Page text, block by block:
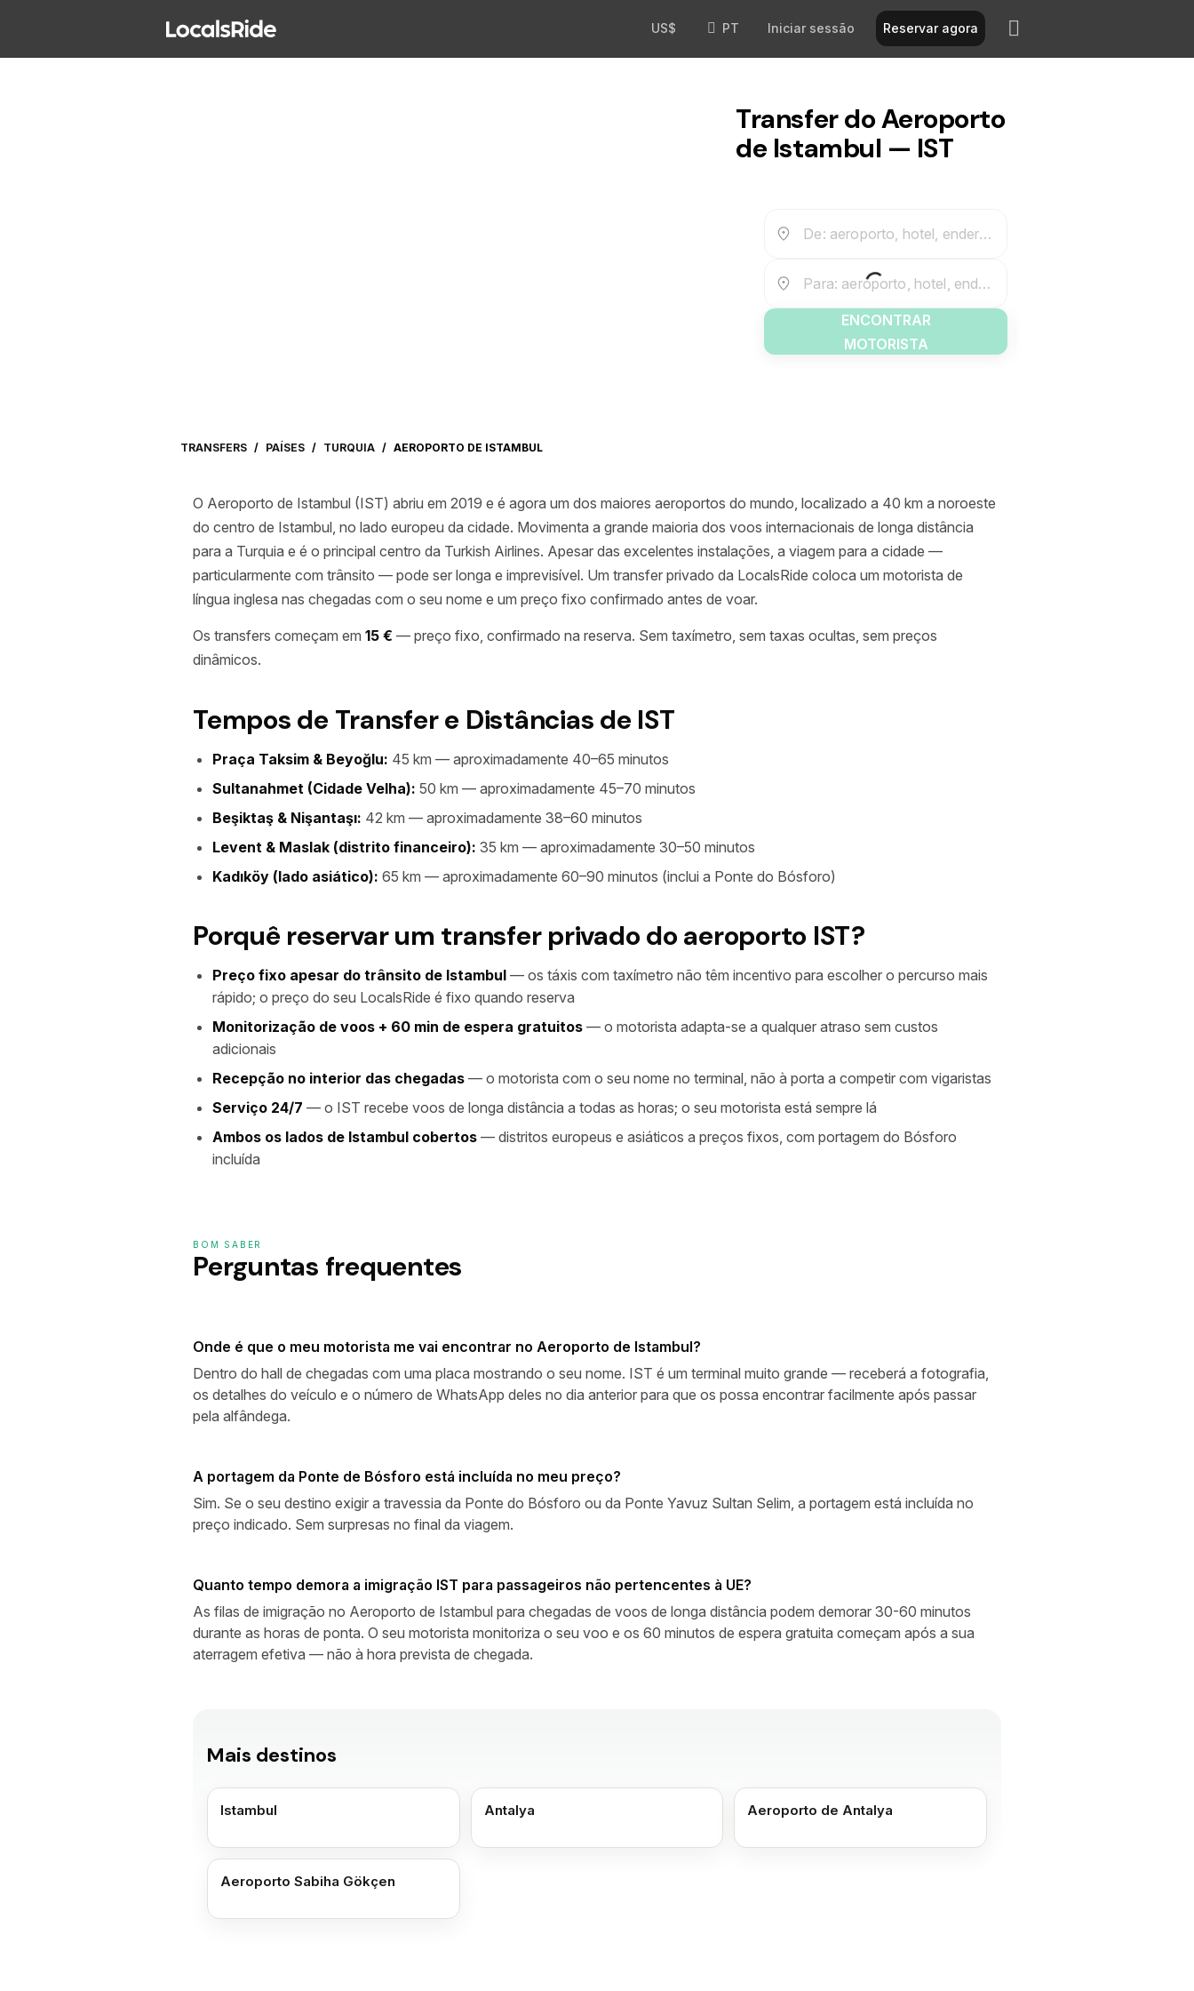
US$ PT Iniciar sessão Reservar agora
Transfer do Aeroporto
de Istambul — IST
De: aeroporto, hotel, endereço
Para: aeroporto, hotel, endereço
ENCONTRAR
MOTORISTA
TRANSFERS / PAÍSES / TURQUIA / AEROPORTO DE ISTAMBUL
O Aeroporto de Istambul (IST) abriu em 2019 e é agora um dos maiores aeroportos do mundo, localizado a 40 km a noroeste
do centro de Istambul, no lado europeu da cidade. Movimenta a grande maioria dos voos internacionais de longa distância
para a Turquia e é o principal centro da Turkish Airlines. Apesar das excelentes instalações, a viagem para a cidade —
particularmente com trânsito — pode ser longa e imprevisível. Um transfer privado da LocalsRide coloca um motorista de
língua inglesa nas chegadas com o seu nome e um preço fixo confirmado antes de voar.
Os transfers começam em 15 € — preço fixo, confirmado na reserva. Sem taxímetro, sem taxas ocultas, sem preços
dinâmicos.
Tempos de Transfer e Distâncias de IST
Praça Taksim & Beyoğlu: 45 km — aproximadamente 40–65 minutos
Sultanahmet (Cidade Velha): 50 km — aproximadamente 45–70 minutos
Beşiktaş & Nişantaşı: 42 km — aproximadamente 38–60 minutos
Levent & Maslak (distrito financeiro): 35 km — aproximadamente 30–50 minutos
Kadıköy (lado asiático): 65 km — aproximadamente 60–90 minutos (inclui a Ponte do Bósforo)
Porquê reservar um transfer privado do aeroporto IST?
Preço fixo apesar do trânsito de Istambul — os táxis com taxímetro não têm incentivo para escolher o percurso mais
rápido; o preço do seu LocalsRide é fixo quando reserva
Monitorização de voos + 60 min de espera gratuitos — o motorista adapta-se a qualquer atraso sem custos
adicionais
Recepção no interior das chegadas — o motorista com o seu nome no terminal, não à porta a competir com vigaristas
Serviço 24/7 — o IST recebe voos de longa distância a todas as horas; o seu motorista está sempre lá
Ambos os lados de Istambul cobertos — distritos europeus e asiáticos a preços fixos, com portagem do Bósforo
incluída
BOM SABER
Perguntas frequentes
Onde é que o meu motorista me vai encontrar no Aeroporto de Istambul?
Dentro do hall de chegadas com uma placa mostrando o seu nome. IST é um terminal muito grande — receberá a fotografia,
os detalhes do veículo e o número de WhatsApp deles no dia anterior para que os possa encontrar facilmente após passar
pela alfândega.
A portagem da Ponte de Bósforo está incluída no meu preço?
Sim. Se o seu destino exigir a travessia da Ponte do Bósforo ou da Ponte Yavuz Sultan Selim, a portagem está incluída no
preço indicado. Sem surpresas no final da viagem.
Quanto tempo demora a imigração IST para passageiros não pertencentes à UE?
As filas de imigração no Aeroporto de Istambul para chegadas de voos de longa distância podem demorar 30-60 minutos
durante as horas de ponta. O seu motorista monitoriza o seu voo e os 60 minutos de espera gratuita começam após a sua
aterragem efetiva — não à hora prevista de chegada.
Mais destinos
Istambul Antalya Aeroporto de Antalya
Aeroporto Sabiha Gökçen